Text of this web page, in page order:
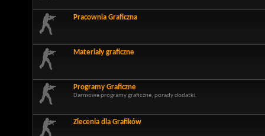
Pracownia Graficzna
Materiały graficzne
Programy Graficzne
Darmowe programy graficzne, porady dodatki.
Zlecenia dla Grafików